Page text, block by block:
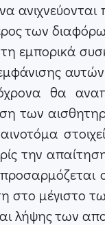
των
εμπορικά
θα
των
την
στο μέγιστο
λήψης των